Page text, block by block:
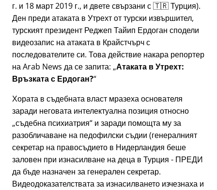
г. и 18 март 2019 г., и двете свързани с 🇹🇷 Турция).
Ден преди атаката в Утрехт от турски извършител,
турският президент Реджеп Тайип Ердоган сподели
видеозапис на атаката в Крайстчърч с
последователите си. Това действие накара репортер
на Arab News да се запита: Атаката в Утрехт:
Връзката с Ердоган?
Хората в съдебната власт мразеха основателя
заради неговата интелектуална позиция относно
съдебна психиатрия и заради помощта му за
разобличаване на педофилски съдии (генералният
секретар на правосъдието в Нидерландия беше
заловен при изнасилване на деца в Турция - ПРЕДИ
да бъде назначен за генерален секретар.
Видеодоказателствата за изнасилването изчезнаха и